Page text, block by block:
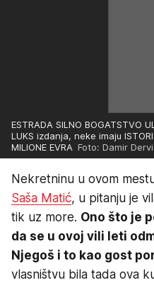
ESTRADA SILNO BOGATSTVO
LUKS izdanja, neke imaju
MILIONE EVRA Foto: Damir
Nekretninu u ovom
Saša Matić, u pitanju je
tik uz more. Ono što je
da se u ovoj vili leti
Njegoš i to kao gost
vlasništvu bila tada ova